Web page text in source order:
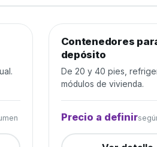
Depósito y construcción
Contenedores
depósito
De 20 y 40 pies,
módulos de vivienda.
Precio a definir